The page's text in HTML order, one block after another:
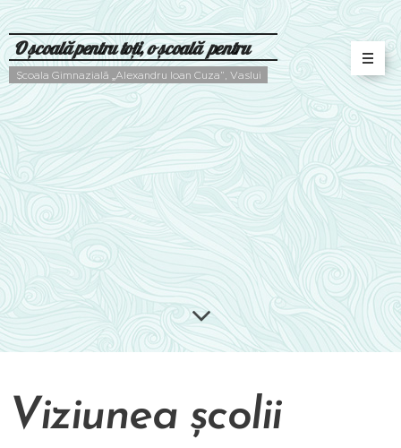
O școală pentru toți, o școală pentru
fiecare
Școala Gimnazială „Alexandru Ioan Cuza”, Vaslui
Viziunea școlii